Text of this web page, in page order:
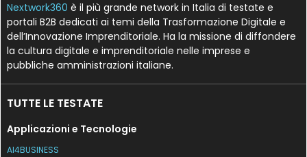
Nextwork360 è il più grande network in Italia di testate e
portali B2B dedicati ai temi della Trasformazione Digitale e
dell’Innovazione Imprenditoriale. Ha la missione di diffondere
la cultura digitale e imprenditoriale nelle imprese e
pubbliche amministrazioni italiane.
TUTTE LE TESTATE
Applicazioni e Tecnologie
AI4BUSINESS